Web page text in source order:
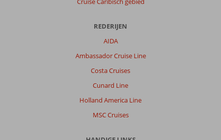
REDERIJEN
AIDA
Ambassador Cruise Line
Costa Cruises
Cunard Line
Holland America Line
MSC Cruises